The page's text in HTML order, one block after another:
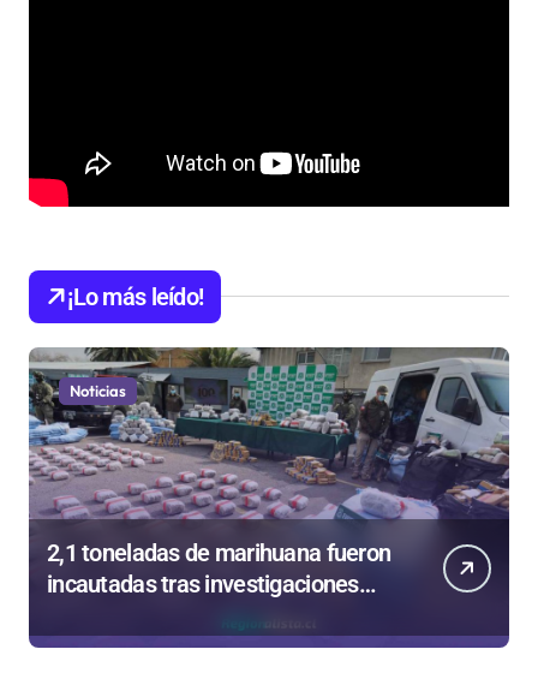
¡Lo más leído!
Noticias
2,1 toneladas de marihuana fueron
incautadas tras investigaciones